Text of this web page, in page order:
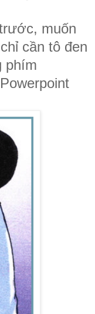
muốn
cần tô đen
phím